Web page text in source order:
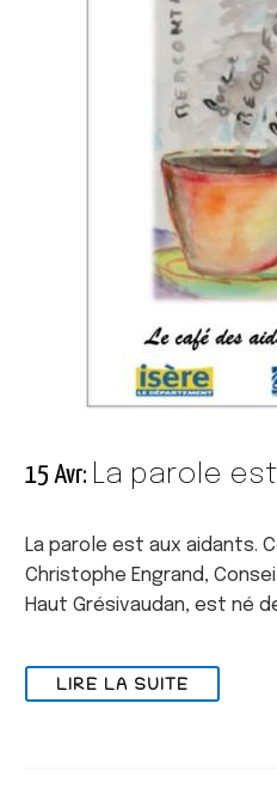
15 Avr: La parole
La parole est aux aidants.
Christophe Engrand,
Haut Grésivaudan, est né
LIRE LA SUITE